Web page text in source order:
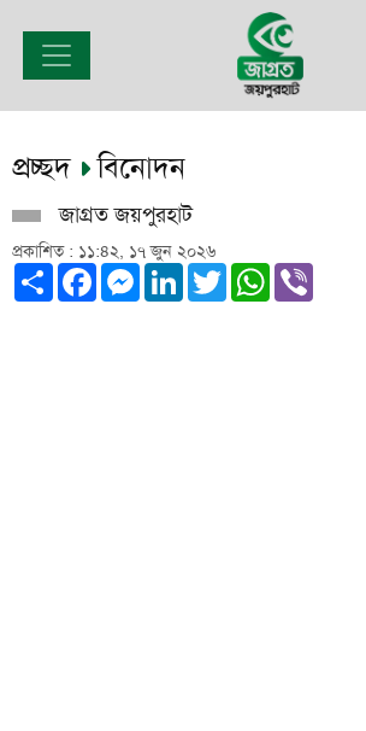
প্রচ্ছদ বিনোদন
জাগ্রত জয়পুরহাট
প্রকাশিত : ১১:৪২, ১৭ জুন ২০২৬
ShareFacebook
Messenger
LinkedIn
TwitterWhatsApp